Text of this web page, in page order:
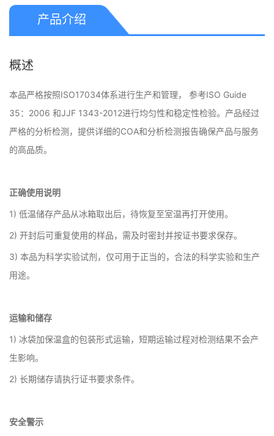
产品介绍
概述
本品严格按照ISO17034体系进行生产和管理， 参考ISO Guide
35：2006 和JJF 1343-2012进行均匀性和稳定性检验。产品经过
严格的分析检测，提供详细的COA和分析检测报告确保产品与服务
的高品质。
正确使用说明
1) 低温储存产品从冰箱取出后，待恢复至室温再打开使用。
2) 开封后可重复使用的样品，需及时密封并按证书要求保存。
3) 本品为科学实验试剂，仅可用于正当的，合法的科学实验和生产
用途。
运输和储存
1) 冰袋加保温盒的包装形式运输，短期运输过程对检测结果不会产
生影响。
2) 长期储存请执行证书要求条件。
安全警示